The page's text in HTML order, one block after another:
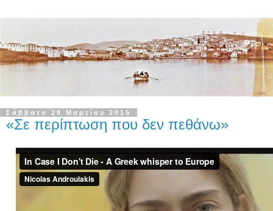
Σάββατο 28 Μαρτίου 2015
«Σε περίπτωση που δεν πεθάνω»